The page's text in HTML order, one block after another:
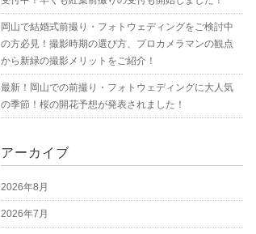
岡山で結婚式前撮り・フォトウェディングをご検討中
の方必見！撮影時期の選び方、プロカメラマンの観点
から新緑の撮影メリットをご紹介！
最新！岡山での前撮り・フォトウェディングに大人気
の季節！桜の開花予想が発表されました！
アーカイブ
2026年8月
2026年7月